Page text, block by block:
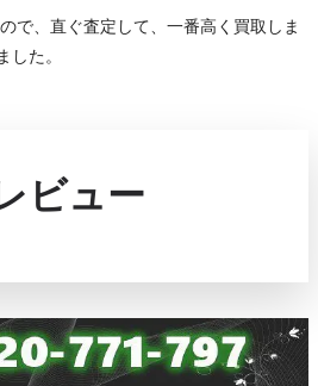
で、直ぐ査定して、一番高く買取しま
た。
ビュー